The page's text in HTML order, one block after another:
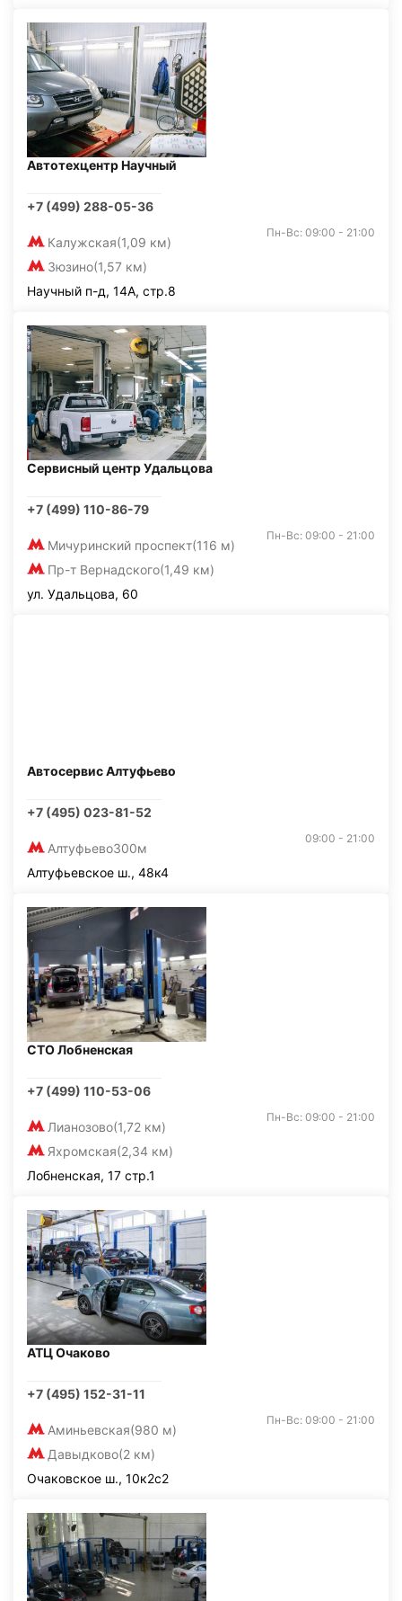
Автотехцентр Научный
+7 (499) 288-05-36
Калужская(1,09 км)
Зюзино(1,57 км)
Пн-Вс: 09:00 - 21:00
Научный п-д, 14А, стр.8
Сервисный центр Удальцова
+7 (499) 110-86-79
Мичуринский проспект(116 м)
Пр-т Вернадского(1,49 км)
Пн-Вс: 09:00 - 21:00
ул. Удальцова, 60
Автосервис Алтуфьево
+7 (495) 023-81-52
Алтуфьево300м
09:00 - 21:00
Алтуфьевское ш., 48к4
СТО Лобненская
+7 (499) 110-53-06
Лианозово(1,72 км)
Яхромская(2,34 км)
Пн-Вс: 09:00 - 21:00
Лобненская, 17 стр.1
АТЦ Очаково
+7 (495) 152-31-11
Аминьевская(980 м)
Давыдково(2 км)
Пн-Вс: 09:00 - 21:00
Очаковское ш., 10к2с2